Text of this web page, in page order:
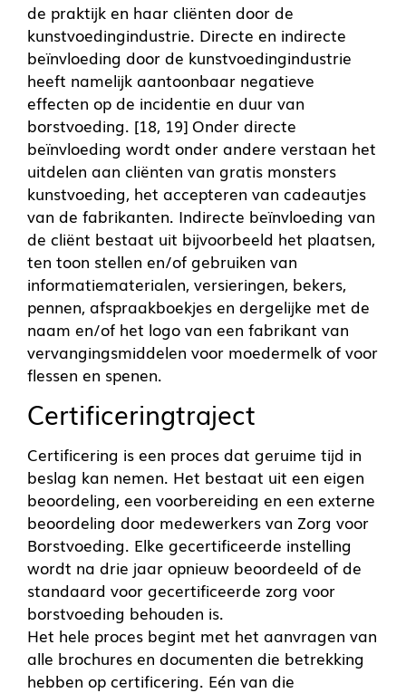
de praktijk en haar cliënten door de
kunstvoedingindustrie. Directe en indirecte
beïnvloeding door de kunstvoedingindustrie
heeft namelijk aantoonbaar negatieve
effecten op de incidentie en duur van
borstvoeding. [18, 19] Onder directe
beïnvloeding wordt onder andere verstaan het
uitdelen aan cliënten van gratis monsters
kunstvoeding, het accepteren van cadeautjes
van de fabrikanten. Indirecte beïnvloeding van
de cliënt bestaat uit bijvoorbeeld het plaatsen,
ten toon stellen en/of gebruiken van
informatiematerialen, versieringen, bekers,
pennen, afspraakboekjes en dergelijke met de
naam en/of het logo van een fabrikant van
vervangingsmiddelen voor moedermelk of voor
flessen en spenen.
Certificeringtraject
Certificering is een proces dat geruime tijd in
beslag kan nemen. Het bestaat uit een eigen
beoordeling, een voorbereiding en een externe
beoordeling door medewerkers van Zorg voor
Borstvoeding. Elke gecertificeerde instelling
wordt na drie jaar opnieuw beoordeeld of de
standaard voor gecertificeerde zorg voor
borstvoeding behouden is.
Het hele proces begint met het aanvragen van
alle brochures en documenten die betrekking
hebben op certificering. Eén van die